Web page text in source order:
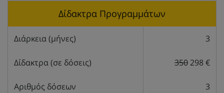
Δίδακτρα Προγραμμάτων
Διάρκεια (μήνες) 3
Δίδακτρα (σε δόσεις) 350298 €
Αριθμός δόσεων 3